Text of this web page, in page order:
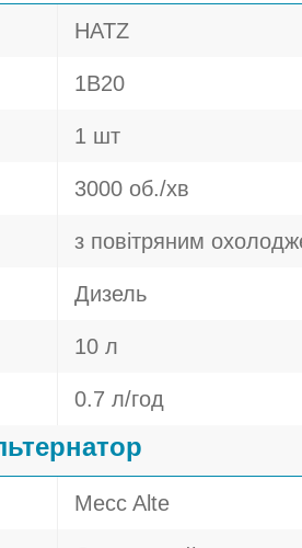
HATZ
1B20
1 шт
3000 об./хв
з повітряним
Дизель
10 л
0.7 л/год
Mecc Alte